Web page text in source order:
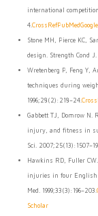
international
4.CrossRefPubMed
Stone MH, Pierce KC,
design. Strength Cond
Wretenberg P, Feng Y,
techniques during
1996;28(2):218–24.
Gabbett TJ, Domrow N.
injury, and fitness in
Sci.
Hawkins RD, Fuller
injuries in four English
Med. 1999;33(3):196–203.
Scholar